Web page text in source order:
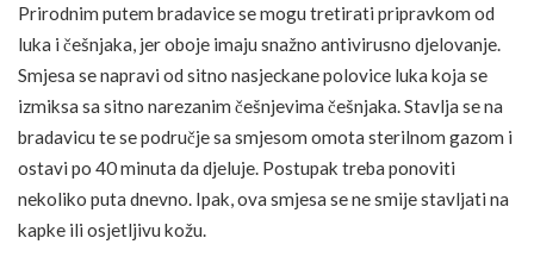
Prirodnim putem bradavice se mogu tretirati pripravkom od
luka i češnjaka, jer oboje imaju snažno antivirusno djelovanje.
Smjesa se napravi od sitno nasjeckane polovice luka koja se
izmiksa sa sitno narezanim češnjevima češnjaka. Stavlja se na
bradavicu te se područje sa smjesom omota sterilnom gazom i
ostavi po 40 minuta da djeluje. Postupak treba ponoviti
nekoliko puta dnevno. Ipak, ova smjesa se ne smije stavljati na
kapke ili osjetljivu kožu.